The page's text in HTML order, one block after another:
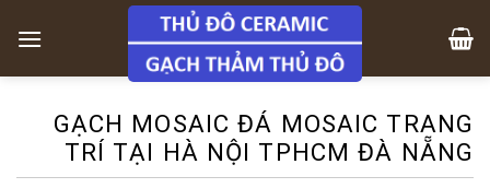
GẠCH MOSAIC ĐÁ MOSAIC TRANG
TRÍ TẠI HÀ NỘI TPHCM ĐÀ NẴNG